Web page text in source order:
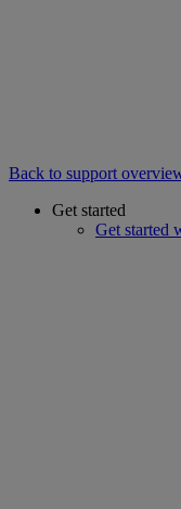
Back to support
Get started
Get started